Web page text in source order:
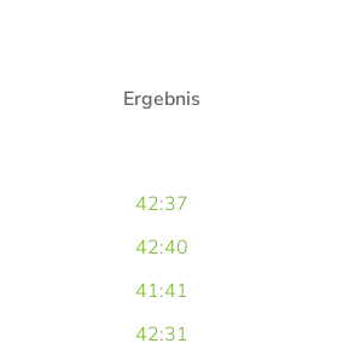
Ergebnis
42:37
42:40
41:41
42:31